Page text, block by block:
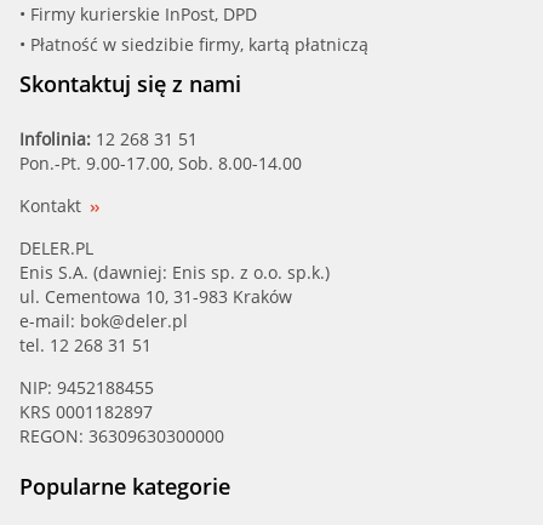
• Firmy kurierskie InPost, DPD
• Płatność w siedzibie firmy, kartą płatniczą
Skontaktuj się z nami
Infolinia: 12 268 31 51
Pon.-Pt. 9.00-17.00, Sob. 8.00-14.00
Kontakt
DELER.PL
Enis S.A. (dawniej: Enis sp. z o.o. sp.k.)
ul. Cementowa 10, 31-983 Kraków
e-mail: bok@deler.pl
tel. 12 268 31 51
NIP: 9452188455
KRS 0001182897
REGON: 36309630300000
Popularne kategorie